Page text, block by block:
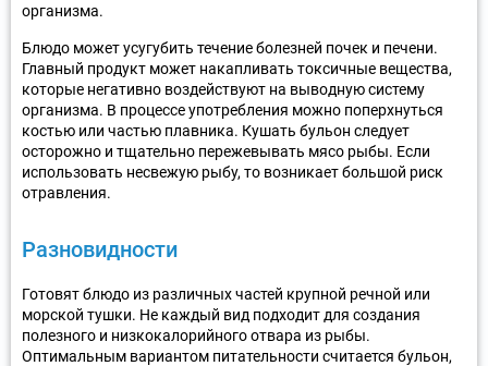
организма.
Блюдо может усугубить течение болезней почек и печени.
Главный продукт может накапливать токсичные вещества,
которые негативно воздействуют на выводную систему
организма. В процессе употребления можно поперхнуться
костью или частью плавника. Кушать бульон следует
осторожно и тщательно пережевывать мясо рыбы. Если
использовать несвежую рыбу, то возникает большой риск
отравления.
Разновидности
Готовят блюдо из различных частей крупной речной или
морской тушки. Не каждый вид подходит для создания
полезного и низкокалорийного отвара из рыбы.
Оптимальным вариантом питательности считается бульон,